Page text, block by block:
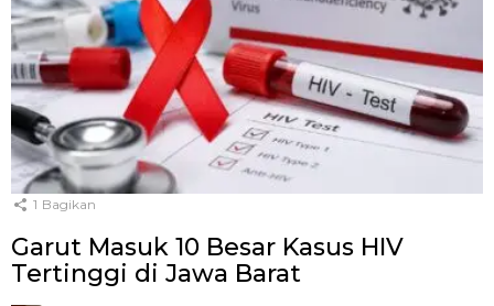
1 Bagikan
Garut Masuk 10 Besar Kasus HIV
Tertinggi di Jawa Barat